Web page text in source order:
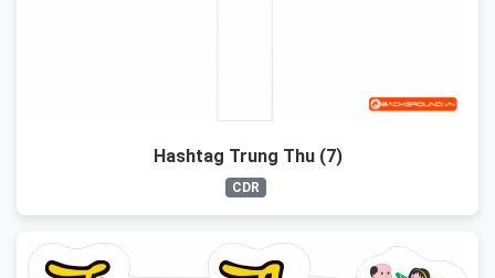
Hashtag Trung Thu (7)
CDR